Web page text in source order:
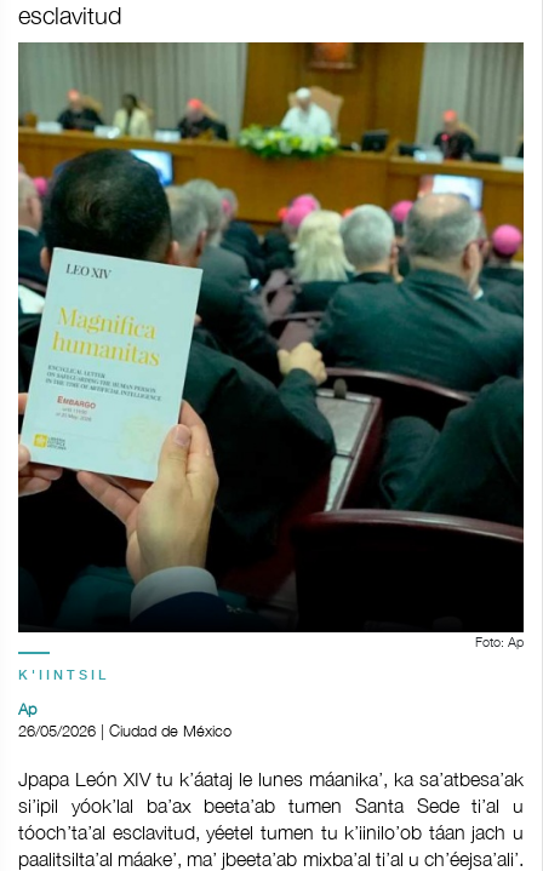
esclavitud
Foto: Ap
K'IINTSIL
Ap
26/05/2026 | Ciudad de México
Jpapa León XIV tu k’áataj le lunes máanika’, ka sa’atbesa’ak
si’ipil yóok’lal ba’ax beeta’ab tumen Santa Sede ti’al u
tóoch’ta’al esclavitud, yéetel tumen tu k’iinilo’ob táan jach u
paalitsilta’al máake’, ma’ jbeeta’ab mixba’al ti’al u ch’éejsa’ali’.